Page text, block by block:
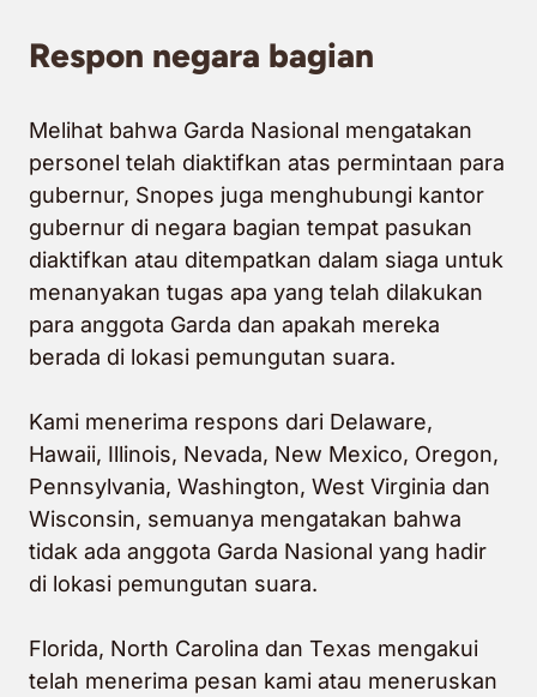
Respon negara bagian
Melihat bahwa Garda Nasional mengatakan
personel telah diaktifkan atas permintaan para
gubernur, Snopes juga menghubungi kantor
gubernur di negara bagian tempat pasukan
diaktifkan atau ditempatkan dalam siaga untuk
menanyakan tugas apa yang telah dilakukan
para anggota Garda dan apakah mereka
berada di lokasi pemungutan suara.
Kami menerima respons dari Delaware,
Hawaii, Illinois, Nevada, New Mexico, Oregon,
Pennsylvania, Washington, West Virginia dan
Wisconsin, semuanya mengatakan bahwa
tidak ada anggota Garda Nasional yang hadir
di lokasi pemungutan suara.
Florida, North Carolina dan Texas mengakui
telah menerima pesan kami atau meneruskan